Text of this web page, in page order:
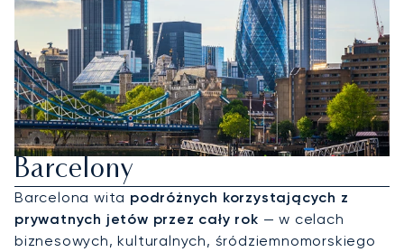
Wynajmij Jet Prywatny Do
Barcelony
Barcelona wita podróżnych korzystających z
prywatnych jetów przez cały rok — w celach
biznesowych, kulturalnych, śródziemnomorskiego